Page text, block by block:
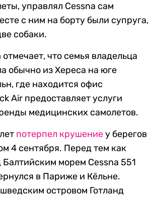
управлял Cessna сам
с ним на борту были супруга,
собаки.
отмечает, что семья владельца
обычно из Хереса на юге
где находится офис
Air предоставляет услуги
медицинских самолетов.
потерпел крушениеу берегов
4 сентября. Перед тем как
Балтийским морем Cessna 551
в Париже и Кёльне.
островом Готланд